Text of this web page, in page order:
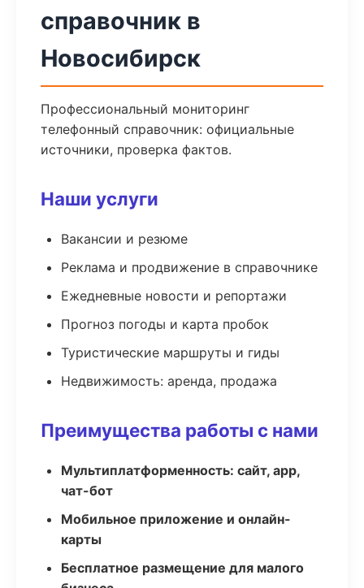
справочник в
Новосибирск
Профессиональный мониторинг
телефонный справочник: официальные
источники, проверка фактов.
Наши услуги
Вакансии и резюме
Реклама и продвижение в справочнике
Ежедневные новости и репортажи
Прогноз погоды и карта пробок
Туристические маршруты и гиды
Недвижимость: аренда, продажа
Преимущества работы с нами
Мультиплатформенность: сайт, app,
чат-бот
Мобильное приложение и онлайн-
карты
Бесплатное размещение для малого